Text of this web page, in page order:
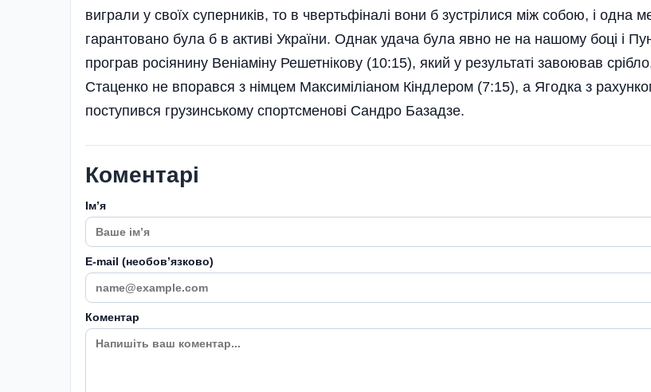
виграли у своїх суперників, то в чвертьфі­налі вони б зустрілися між собою, і одна
гарантовано була б в активі України. Однак удача була явно не на нашому боці і
програв росіянину Веніаміну Решетнікову (10:15), який у результаті завоював
Стаценко не впорався з німцем Максиміліаном Кіндлером (7:15), а Ягодка з
поступився грузинському спортсменові Сандро Базадзе.
Коментарі
Імʼя
E-mail (необовʼязково)
Коментар